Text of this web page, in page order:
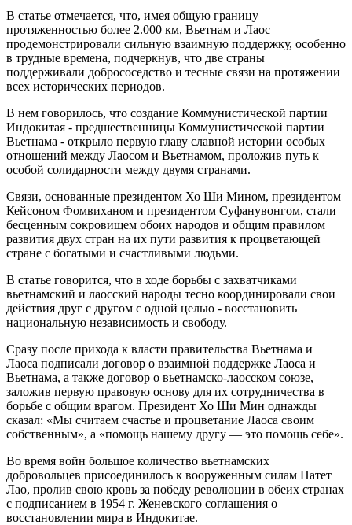
В статье отмечается, что, имея общую границу
протяженностью более 2.000 км, Вьетнам и Лаос
продемонстрировали сильную взаимную поддержку, особенно
в трудные времена, подчеркнув, что две страны
поддерживали добрососедство и тесные связи на протяжении
всех исторических периодов.
В нем говорилось, что создание Коммунистической партии
Индокитая - предшественницы Коммунистической партии
Вьетнама - открыло первую главу славной истории особых
отношений между Лаосом и Вьетнамом, проложив путь к
особой солидарности между двумя странами.
Связи, основанные президентом Хо Ши Мином, президентом
Кейсоном Фомвиханом и президентом Суфанувонгом, стали
бесценным сокровищем обоих народов и общим правилом
развития двух стран на их пути развития к процветающей
стране с богатыми и счастливыми людьми.
В статье говорится, что в ходе борьбы с захватчиками
вьетнамский и лаосский народы тесно координировали свои
действия друг с другом с одной целью - восстановить
национальную независимость и свободу.
Сразу после прихода к власти правительства Вьетнама и
Лаоса подписали договор о взаимной поддержке Лаоса и
Вьетнама, а также договор о вьетнамско-лаосском союзе,
заложив первую правовую основу для их сотрудничества в
борьбе с общим врагом. Президент Хо Ши Мин однажды
сказал: «Мы считаем счастье и процветание Лаоса своим
собственным», а «помощь нашему другу — это помощь себе».
Во время войн большое количество вьетнамских
добровольцев присоединилось к вооруженным силам Патет
Лао, пролив свою кровь за победу революции в обеих странах
с подписанием в 1954 г. Женевского соглашения о
восстановлении мира в Индокитае.